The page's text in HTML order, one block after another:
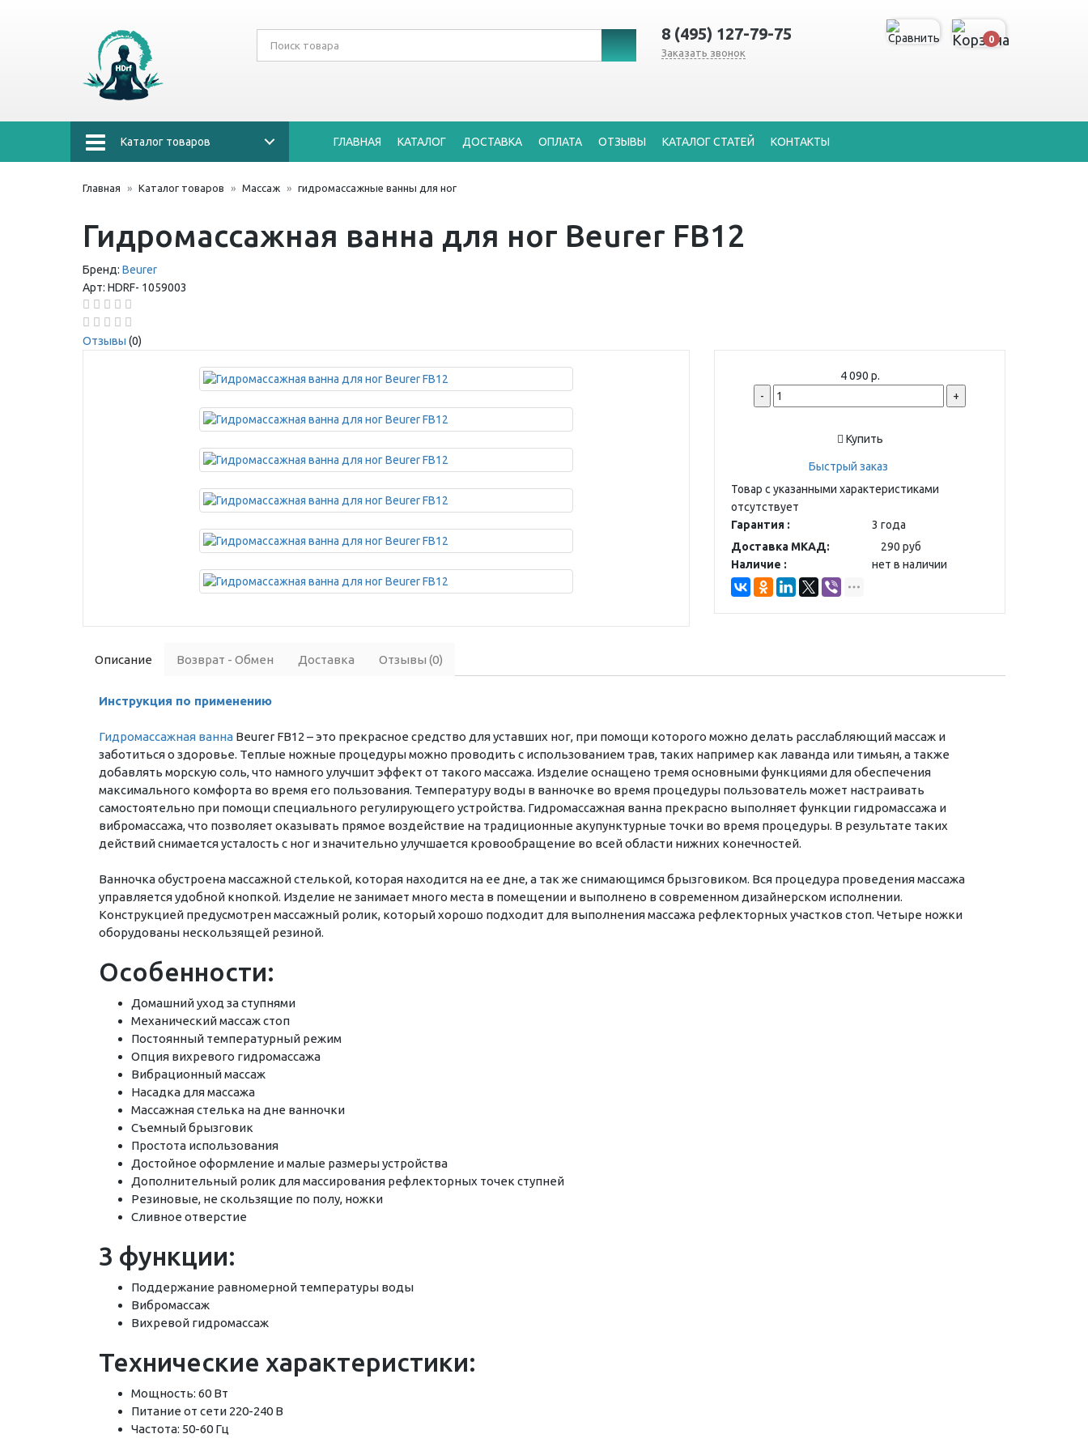
8 (495) 127-79-75
Заказать звонок
0
Каталог товаров ГЛАВНАЯ КАТАЛОГ ДОСТАВКА ОПЛАТА ОТЗЫВЫ КАТАЛОГ СТАТЕЙ КОНТАКТЫ
Главная Каталог товаров Массаж гидромассажные ванны для ног
Гидромассажная ванна для ног Beurer FB12
Бренд: Beurer
Арт: HDRF- 1059003
Отзывы (0)
4 090 р.
-
+
Купить
Быстрый заказ
Товар с указанными характеристиками
отсутствует
Гарантия :
3 года
Доставка МКАД:
290 руб
Наличие :
нет в наличии
Описание Возврат - Обмен Доставка Отзывы (0)
Инструкция по применению
Гидромассажная ванна Beurer FB12 – это прекрасное средство для уставших ног, при помощи которого можно делать расслабляющий массаж и
заботиться о здоровье. Теплые ножные процедуры можно проводить с использованием трав, таких например как лаванда или тимьян, а также
добавлять морскую соль, что намного улучшит эффект от такого массажа. Изделие оснащено тремя основными функциями для обеспечения
максимального комфорта во время его пользования. Температуру воды в ванночке во время процедуры пользователь может настраивать
самостоятельно при помощи специального регулирующего устройства. Гидромассажная ванна прекрасно выполняет функции гидромассажа и
вибромассажа, что позволяет оказывать прямое воздействие на традиционные акупунктурные точки во время процедуры. В результате таких
действий снимается усталость с ног и значительно улучшается кровообращение во всей области нижних конечностей.
Ванночка обустроена массажной стелькой, которая находится на ее дне, а так же снимающимся брызговиком. Вся процедура проведения массажа
управляется удобной кнопкой. Изделие не занимает много места в помещении и выполнено в современном дизайнерском исполнении.
Конструкцией предусмотрен массажный ролик, который хорошо подходит для выполнения массажа рефлекторных участков стоп. Четыре ножки
оборудованы нескользящей резиной.
Особенности:
Домашний уход за ступнями
Механический массаж стоп
Постоянный температурный режим
Опция вихревого гидромассажа
Вибрационный массаж
Насадка для массажа
Массажная стелька на дне ванночки
Съемный брызговик
Простота использования
Достойное оформление и малые размеры устройства
Дополнительный ролик для массирования рефлекторных точек ступней
Резиновые, не скользящие по полу, ножки
Сливное отверстие
3 функции:
Поддержание равномерной температуры воды
Вибромассаж
Вихревой гидромассаж
Технические характеристики:
Мощность: 60 Вт
Питание от сети 220-240 В
Частота: 50-60 Гц